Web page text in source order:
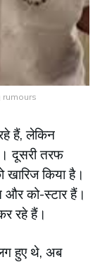
rumours
हैं, लेकिन
दूसरी तरफ
किया है।
और को-स्टार हैं।
रहे हैं।
हुए थे, अब